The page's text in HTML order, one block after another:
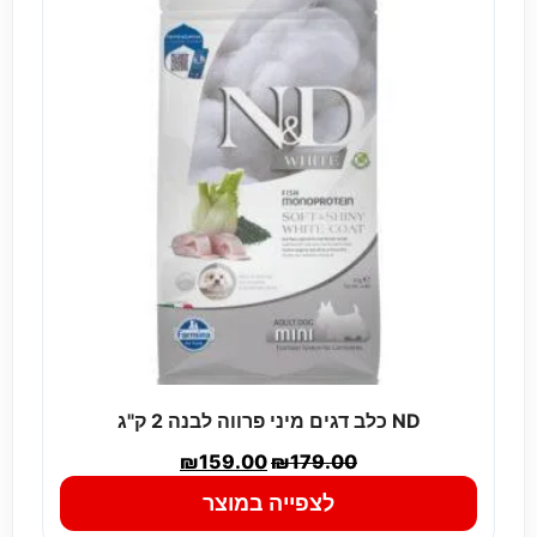
ND כלב דגים מיני פרווה לבנה 2 ק"ג
₪179.00
₪159.00
לצפייה במוצר